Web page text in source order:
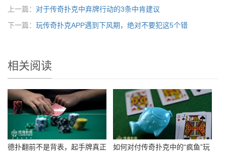
上一篇： 对于传奇扑克中弃牌行动的3条中肯建议
下一篇： 玩传奇扑克APP遇到下风期，绝对不要犯这5个错
相关阅读
德扑翻前不是背表，起手牌真正
如何对付传奇扑克中的“疯鱼”玩